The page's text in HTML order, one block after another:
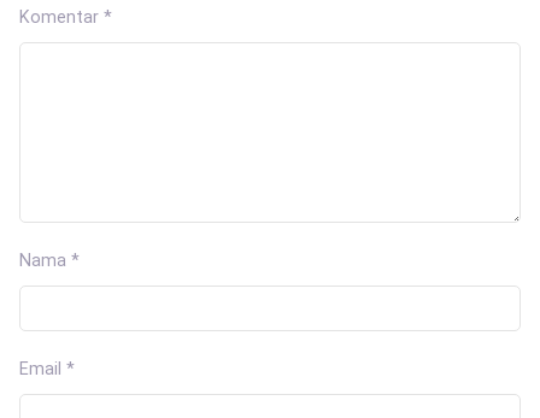
Komentar *
Nama *
Email *